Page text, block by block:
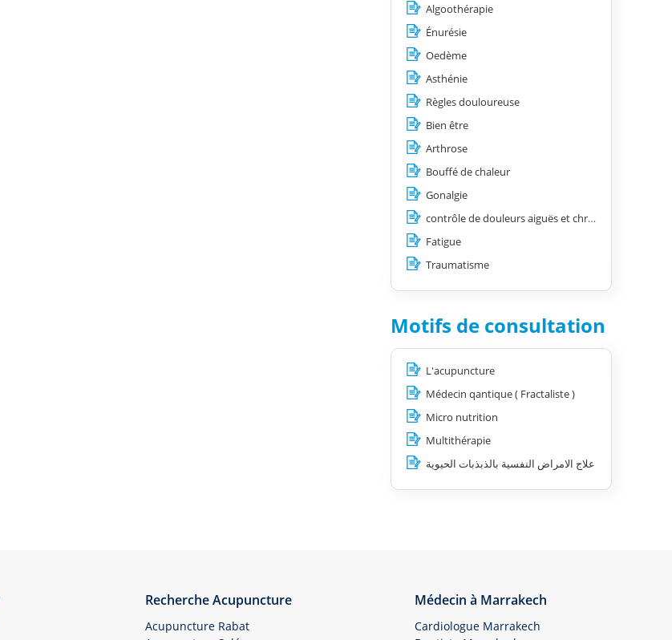
Algoothérapie
Énurésie
Oedème
Asthénie
Règles douloureuse
Bien être
Arthrose
Bouffé de chaleur
Gonalgie
contrôle de douleurs aiguës et chroniques
Fatigue
Traumatisme
Motifs de consultation
L'acupuncture
Médecin qantique ( Fractaliste )
Micro nutrition
Multithérapie
علاج الامراض النفسية بالذبذبات الحيوية
Recherche Acupuncture
Acupuncture Rabat
Médecin à Marrakech
Cardiologue Marrakech